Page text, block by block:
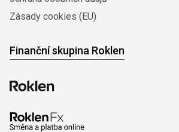
Zásady cookies (EU)
Finanční skupina Roklen